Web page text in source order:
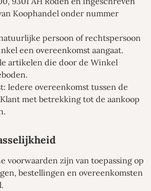
Koophandel onder nummer
persoon of rechtspersoon
een overeenkomst aangaat.
artikelen die door de Winkel
Iedere overeenkomst tussen de
met betrekking tot de aankoop
voorwaarden zijn van toepassing op
bestellingen en overeenkomsten